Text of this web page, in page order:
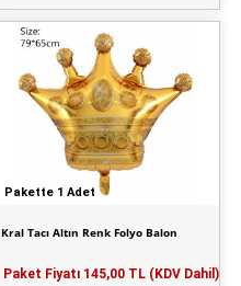
Pakette 1 Adet
Kral Tacı Altın Renk Folyo Balon
Paket Fiyatı 145,00 TL (KDV Dahil)